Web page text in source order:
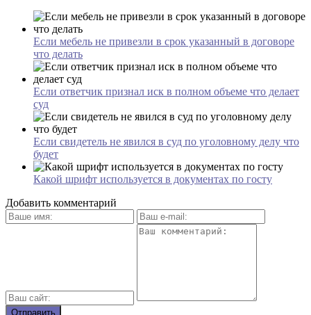
Если мебель не привезли в срок указанный в договоре
что делать
Если ответчик признал иск в полном объеме что делает
суд
Если свидетель не явился в суд по уголовному делу что
будет
Какой шрифт используется в документах по госту
Добавить комментарий